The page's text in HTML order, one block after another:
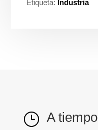
Etiqueta: Industria
} A tiempo